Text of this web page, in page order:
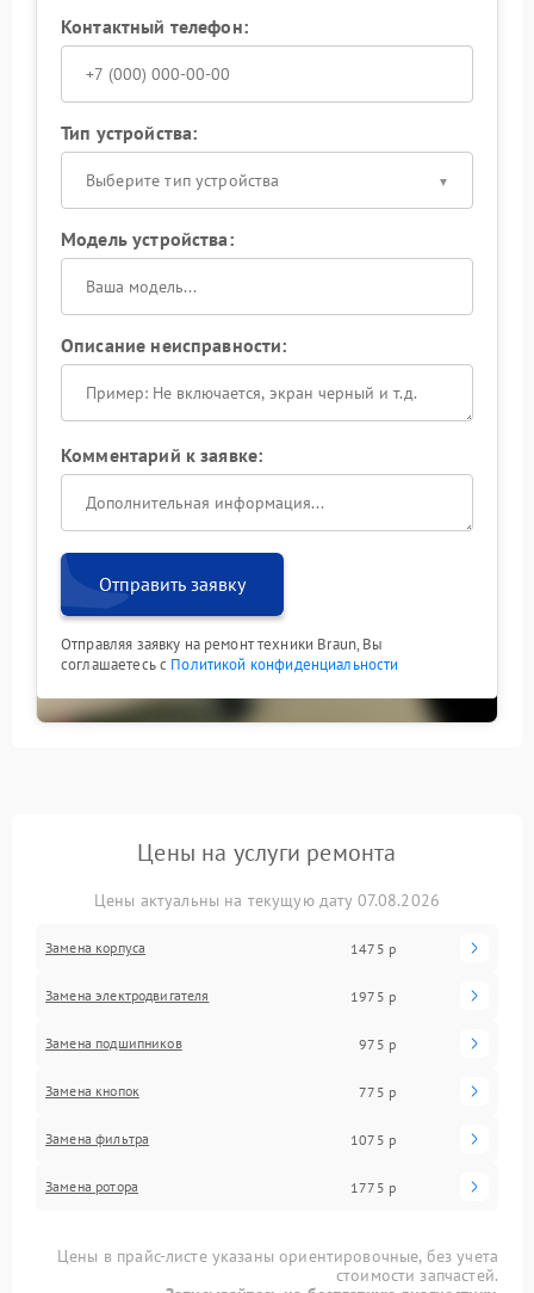
Контактный телефон:
Тип устройства:
Выберите тип устройства
Модель устройства:
Описание неисправности:
Комментарий к заявке:
Отправить заявку
Отправляя заявку на ремонт техники Braun, Вы
соглашаетесь с Политикой конфиденциальности
Цены на услуги ремонта
Цены актуальны на текущую дату 07.08.2026
Замена корпуса 1475 р
Замена электродвигателя 1975 р
Замена подшипников 975 р
Замена кнопок 775 р
Замена фильтра 1075 р
Замена ротора 1775 р
Цены в прайс-листе указаны ориентировочные, без учета
стоимости запчастей.